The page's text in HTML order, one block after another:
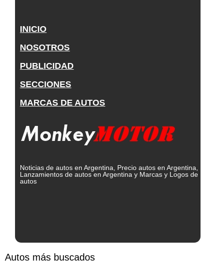
INICIO
NOSOTROS
PUBLICIDAD
SECCIONES
MARCAS DE AUTOS
Noticias de autos en Argentina, Precio autos en Argentina,
Lanzamientos de autos en Argentina y Marcas y Logos de
autos
Autos más buscados